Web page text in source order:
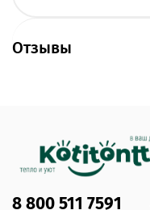
Отзывы
8 800 511 7591